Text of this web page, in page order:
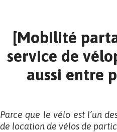
[Mobilité
service de
aussi entre
Parce que le vélo est l’un
de location de vélos de